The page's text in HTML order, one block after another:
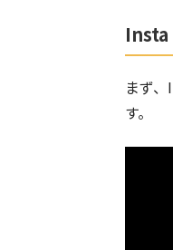
Insta
まず
す。